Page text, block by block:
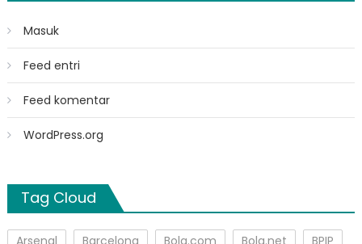
Masuk
Feed entri
Feed komentar
WordPress.org
Tag Cloud
Arsenal Barcelona Bola.com Bola.net
BPIP